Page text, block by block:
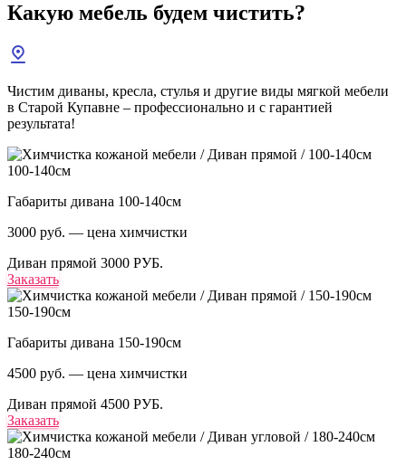
Какую мебель будем чистить?
Чистим диваны, кресла, стулья и другие виды мягкой мебели
в Старой Купавне – профессионально и с гарантией
результата!
100-140см
Габариты дивана 100-140см
3000 руб. — цена химчистки
Диван прямой 3000 РУБ.
Заказать
150-190см
Габариты дивана 150-190см
4500 руб. — цена химчистки
Диван прямой 4500 РУБ.
Заказать
180-240см